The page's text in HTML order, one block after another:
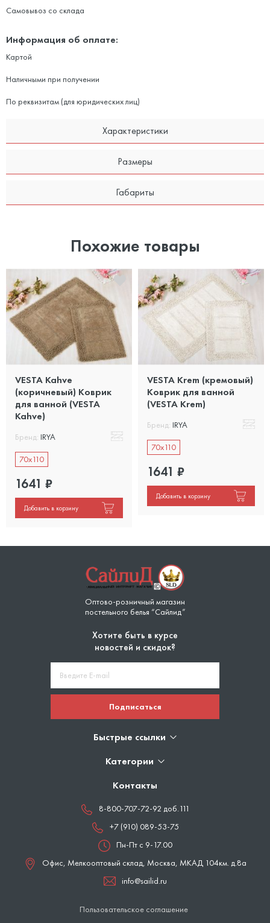
Самовывоз со склада
Информация об оплате:
Картой
Наличными при получении
По реквизитам (для юридических лиц)
Характеристики
Размеры
Габариты
Похожие товары
VESTA Kahve
(коричневый) Коврик
для ванной (VESTA
Kahve)
Бренд: IRYA
70x110
1641 ₽
Добавить в корзину
VESTA Krem (кремовый)
Коврик для ванной
(VESTA Krem)
Бренд: IRYA
70x110
1641 ₽
Добавить в корзину
Оптово-розничный магазин
постельного белья “Сайлид”
Хотите быть в курсе
новостей и скидок?
Подписаться
Быстрые ссылки
Категории
Контакты
8-800-707-72-92 доб.111
+7 (910) 089-53-75
Пн-Пт с 9-17.00
Офис, Мелкооптовый склад, Москва, МКАД 104км. д.8а
info@sailid.ru
Пользовательское соглашение